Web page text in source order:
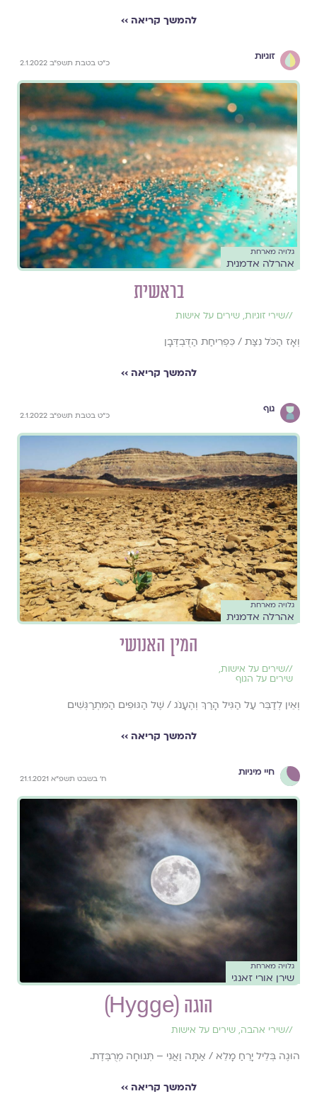
להמשך קריאה ››
זוגיות
כ"ט בטבת תשפ"ב 2.1.2022
גלויה מארחת
אהרלה אדמנית
בראשית
//שירי זוגיות, שירים על אישות
וְאָז הַכֹּל נִצַּת / כִּפְרִיחַת הַדֻּבְדְּבָן
להמשך קריאה ››
גוף
כ"ט בטבת תשפ"ב 2.1.2022
גלויה מארחת
אהרלה אדמנית
המין האנושי
//שירים על אישות,
שירים על הגוף
וְאֵין לְדַבֵּר עַל הַגִּיל הָרַךְ וְהֶעָנֹג / שֶׁל הַגּוּפִים הַמִּתְרַגְּשִׁים
להמשך קריאה ››
חיי מיניות
ח' בשבט תשפ"א 21.1.2021
גלויה מארחת
שירן אורי זאנגי
הוגה (Hygge)
//שירי אהבה, שירים על אישות
הוּגֶה בְּלֵיל יָרֵחַ מָלֵא / אַתָּה וַאֲנִי – תְּנוּחָה מְרֻבֶּדֶת.
להמשך קריאה ››